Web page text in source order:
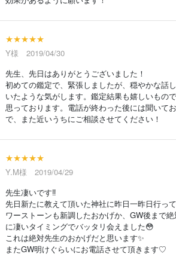
★★★★★
Y様 2019/04/30
先生、先日はありがとうございました！
初めての鑑定で、緊張しましたが、穏やかな話
いたような気がします。鑑定結果も嬉しいもの
思っております。電話が終わった後には聞いて
で、また近いうちにご相談させてください！
★★★★★
Y.M様 2019/04/29
先生凄いです‼
先日新たに教えて頂いた神社に昨日一昨日行っ
ワーストーンも新調したおかげか、GW後まで
に凄いタイミングでバッタリ会えました😳
これは絶対先生のおかげだと思います✨
またGW明けぐらいにお電話させて頂きます♡